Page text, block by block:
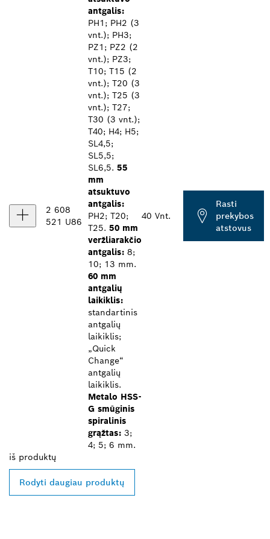
2 608
521 U86
antgalis:
PH1; PH2 (3
vnt.); PH3;
PZ1; PZ2 (2
vnt.); PZ3;
T10; T15 (2
vnt.); T20 (3
vnt.); T25 (3
vnt.); T27;
T30 (3 vnt.);
T40; H4; H5;
SL4,5;
SL5,5;
SL6,5. 55
mm
atsuktuvo
antgalis:
PH2; T20;
T25. 50 mm
veržliarakčio
antgalis: 8;
10; 13 mm.
60 mm
antgalių
laikiklis:
standartinis
antgalių
laikiklis;
„Quick
Change“
antgalių
laikiklis.
Metalo HSS-
G smūginis
spiralinis
grąžtas: 3;
4; 5; 6 mm.
40 Vnt.
Rasti
prekybos
atstovus
iš produktų
Rodyti daugiau produktų